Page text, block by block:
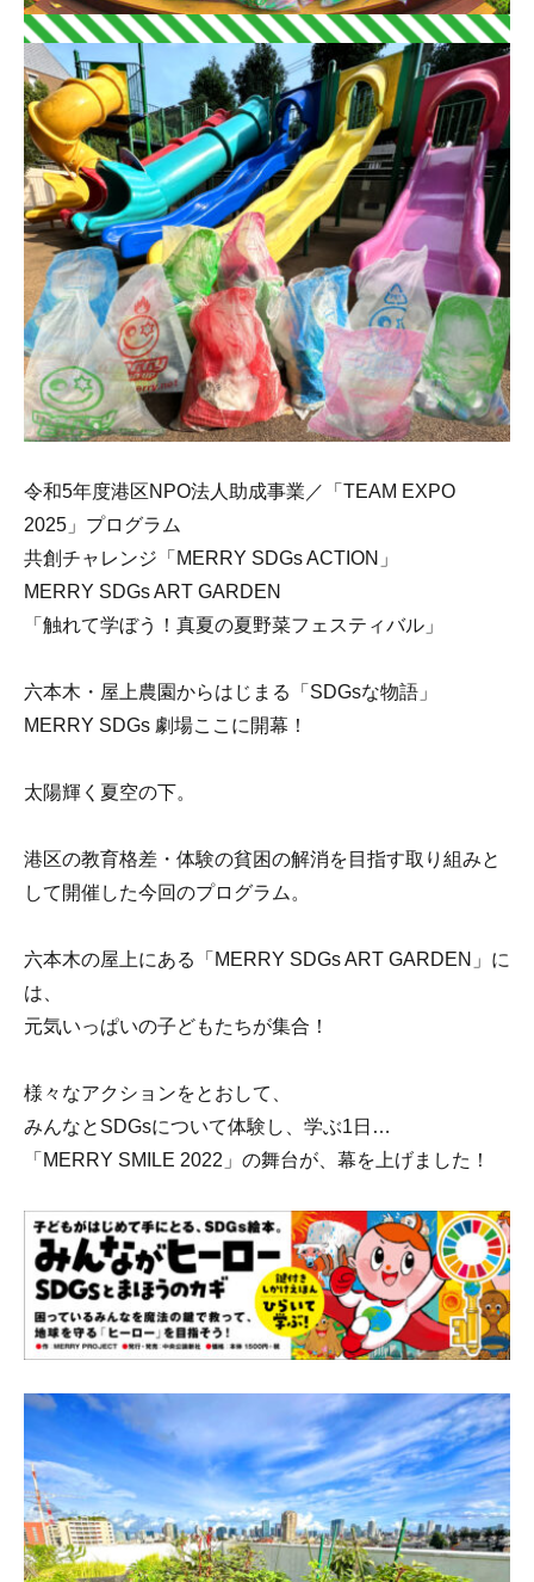
令和5年度港区NPO法人助成事業／「TEAM EXPO
2025」プログラム
共創チャレンジ「MERRY SDGs ACTION」
MERRY SDGs ART GARDEN
「触れて学ぼう！真夏の夏野菜フェスティバル」
六本木・屋上農園からはじまる「SDGsな物語」
MERRY SDGs 劇場ここに開幕！
太陽輝く夏空の下。
港区の教育格差・体験の貧困の解消を目指す取り組みと
して開催した今回のプログラム。
六本木の屋上にある「MERRY SDGs ART GARDEN」に
は、
元気いっぱいの子どもたちが集合！
様々なアクションをとおして、
みんなとSDGsについて体験し、学ぶ1日…
「MERRY SMILE 2022」の舞台が、幕を上げました！